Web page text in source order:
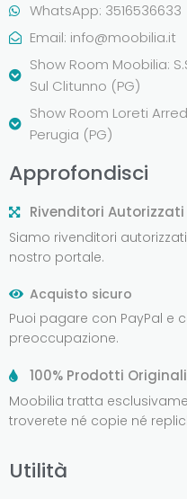
WhatsApp: 3516536633
Email: info@moobilia.it
Show Room Moobilia:
Sul Clitunno (PG)
Show Room Loreti
Perugia (PG)
Approfondisci
Rivenditori Autorizzati
Siamo rivenditori
nostro portale.
Acquisto sicuro
Puoi pagare con PayPal e
preoccupazione.
100% Prodotti Originali
Moobilia tratta
troverete né copie né
Utilità